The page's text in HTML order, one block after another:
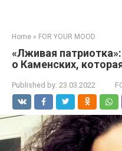
Home » FOR YOUR MOOD
«Лживaя
о Каменских,
Published by: 23.03.2022